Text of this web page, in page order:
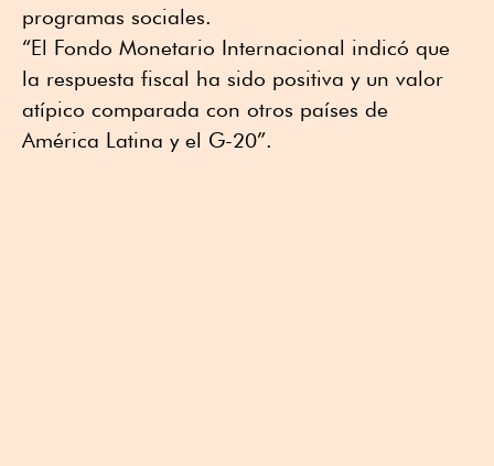
programas sociales.
“El Fondo Monetario Internacional indicó que
la respuesta fiscal ha sido positiva y un valor
atípico comparada con otros países de
América Latina y el G-20”.